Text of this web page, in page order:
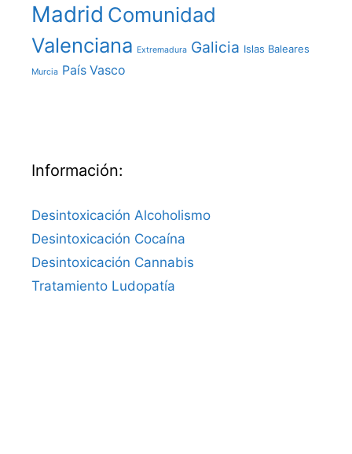
Madrid Comunidad
Valenciana Extremadura Galicia Islas Baleares
Murcia País Vasco
Información:
Desintoxicación Alcoholismo
Desintoxicación Cocaína
Desintoxicación Cannabis
Tratamiento Ludopatía